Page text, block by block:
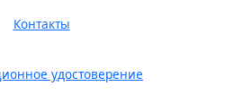
Контакты
удостоверение